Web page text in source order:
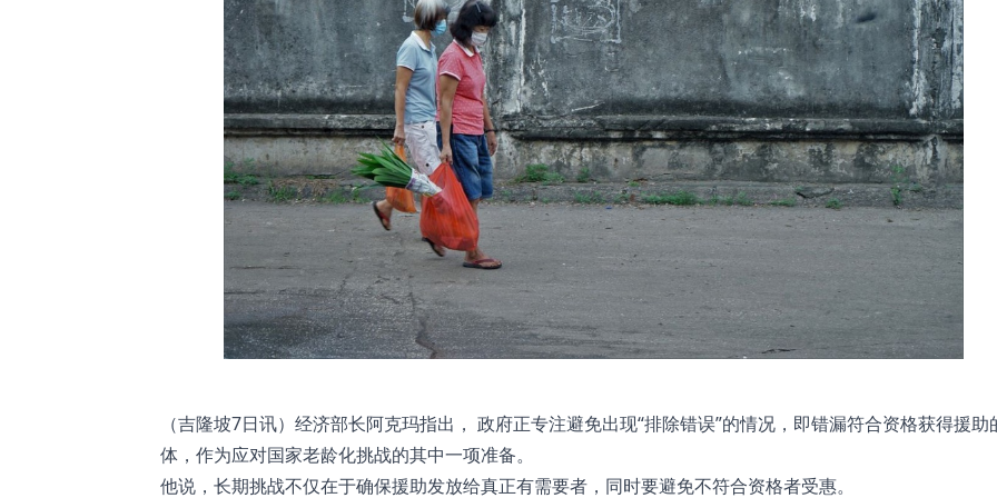
（吉隆坡7日讯）经济部长阿克玛指出， 政府正专注避免出现“排除错误”的情况，即错漏符合资格获得援助
体，作为应对国家老龄化挑战的其中一项准备。
他说，长期挑战不仅在于确保援助发放给真正有需要者，同时要避免不符合资格者受惠。